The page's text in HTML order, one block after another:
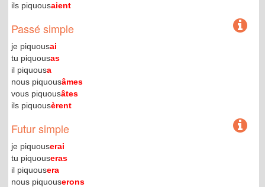
ils piquousaient
Passé simple
je piquousai
tu piquousas
il piquousa
nous piquousâmes
vous piquousâtes
ils piquousèrent
Futur simple
je piquouserai
tu piquouseras
il piquousera
nous piquouserons